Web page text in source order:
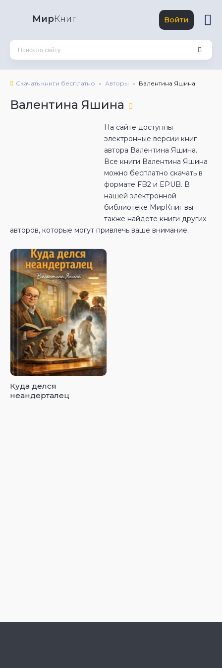
МирКниг Войти
Скачать книги бесплатно Авторы Валентина Яшина
Валентина Яшина
На сайте доступны
электронные версии книг
автора Валентина Яшина.
Все книги Валентина Яшина
можно бесплатно скачать в
формате FB2 и EPUB. В
нашей электронной
библиотеке МирКниг вы
также найдете книги других
авторов, которые могут привлечь ваше внимание.
Куда делся
неандерталец